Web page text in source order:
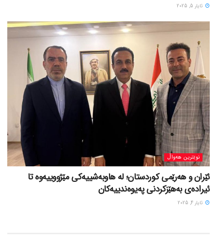
ئایار 5, 2025
نوێترین هەواڵ
ئێران و هەرێمی کوردستان؛ لە هاوبەشییەکی مێژووییەوە تا
ئیرادەی بەهێزکردنی پەیوەندییەکان
ئایار 4, 2025